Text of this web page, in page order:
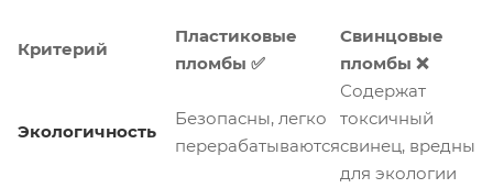
Критерий
Пластиковые
пломбы ✅
Свинцовые
пломбы ❌
Экологичность
Безопасны, легко
перерабатываются
Содержат
токсичный
свинец, вредны
для экологии